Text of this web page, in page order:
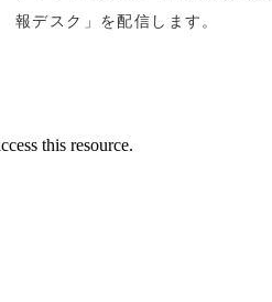
報デスク」を配信します。